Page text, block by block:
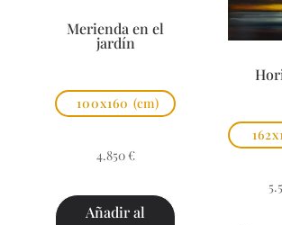
Merienda en el
jardín
100x160 (cm)
4.850 €
Añadir al